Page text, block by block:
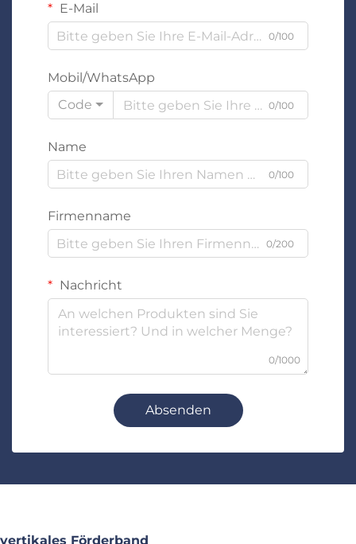
E-Mail
0/100
Mobil/WhatsApp
Code
0/100
Name
0/100
Firmenname
0/200
Nachricht
0/1000
Absenden
vertikales Förderband